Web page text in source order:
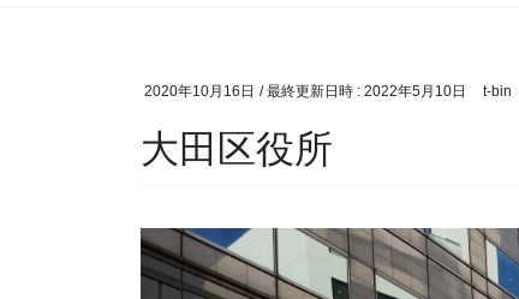
2020年10月16日 / 最終更新日時 : 2022年5月10日 t-bin
大田区役所